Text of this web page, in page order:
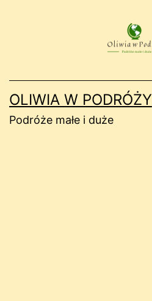
OLIWIA W PODRÓŻY
Podróże małe i duże